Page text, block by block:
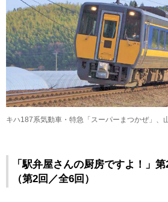
キハ187系気動車・特急「スーパーまつかぜ」、
「駅弁屋さんの厨房ですよ！」
（第2回／全6回）